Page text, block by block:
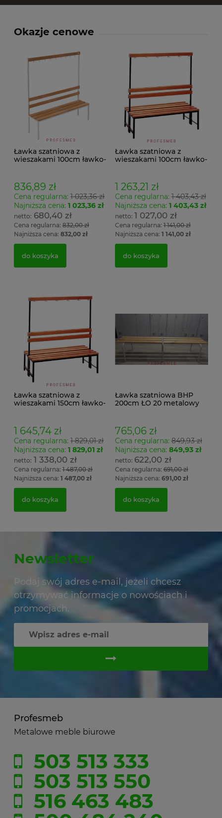
Okazje cenowe
Ławka szatniowa z
wieszakami 100cm ławko-
836,89 zł
Cena regularna: 1 023,36 zł
Najniższa cena: 1 023,36 zł
680,40 zł
Cena regularna: 832,00 zł
Najniższa cena: 832,00 zł
do koszyka
Ławka szatniowa z
wieszakami 100cm ławko-
1 263,21 zł
Cena regularna:1 403,43 zł
Najniższa cena: 1 403,43 zł
1 027,00 zł
Cena regularna:1 141,00 zł
Najniższa cena: 1 141,00 zł
do koszyka
Ławka szatniowa z
wieszakami 150cm ławko-
1 645,74 zł
Cena regularna: 1 829,01 zł
Najniższa cena: 1 829,01 zł
1 338,00 zł
Cena regularna: 1 487,00 zł
Najniższa cena: 1 487,00 zł
do koszyka
Ławka szatniowa BHP
200cm ŁO 20 metalowy
765,06 zł
Cena regularna:849,93 zł
Najniższa cena: 849,93 zł
622,00 zł
Cena regularna:691,00 zł
Najniższa cena: 691,00 zł
do koszyka
Newsletter
Podaj swój adres e-mail, jeżeli chcesz
otrzymywać informacje o nowościach i
promocjach.
Profesmeb
Metalowe meble biurowe
503 513 333
503 513 550
516 463 483